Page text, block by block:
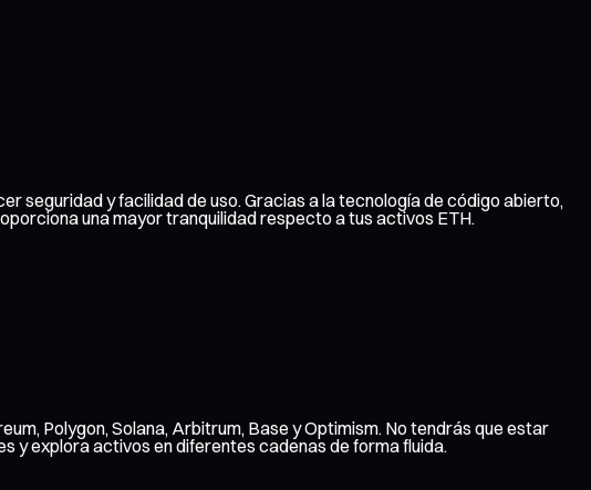
seguridad y facilidad de uso. Gracias a la tecnología de código abierto,
una mayor tranquilidad respecto a tus activos ETH.
Polygon, Solana, Arbitrum, Base y Optimism. No tendrás que estar
y explora activos en diferentes cadenas de forma fluida.